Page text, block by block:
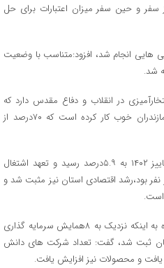
و حین سفر میزان اعتبارات برای حل
هایی انجام شد، افزود:متناسب با وضعیت
شد.
در انقلاب و دفاع مقدس دارد که
ظرفیت طبیعی بالایی دارد، ادامه داد: مازندران خوب کار کرده است که ۷۰درصد از
خلجی بیان کرد:نرخ بیکاری استان در پاییز ۱۴۰۲ به ۵.۹درصد رسید و تعهد اشتغال
بود که عملکرد بیش از ۶۰هزار نفر بود،رشد اقتصادی استان نیز مثبت شد و
است.
رئیس شورای اطلاع رسانی دولت با اشاره به اینکه نزدیک به ۸همایش سرمایه گذاری
ثبت شد، گفت: تعداد شرکت های دانش